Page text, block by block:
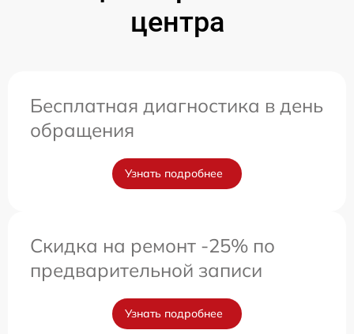
центра
Бесплатная диагностика в день
обращения
Узнать подробнее
Скидка на ремонт -25% по
предварительной записи
Узнать подробнее